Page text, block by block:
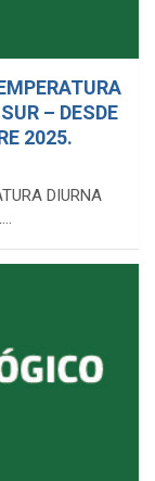
– DESDE
2025.
DIURNA